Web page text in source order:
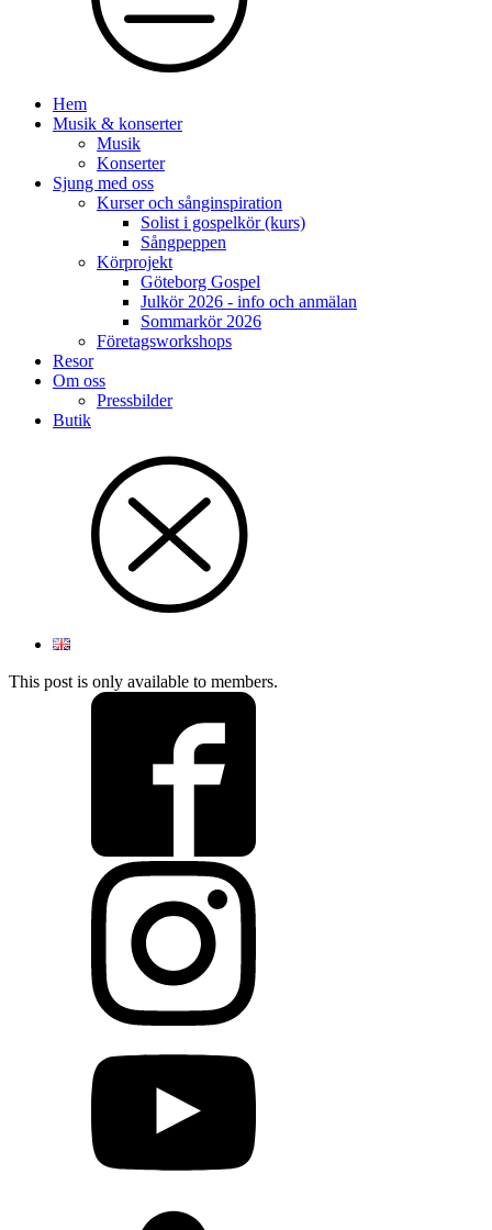
Hem
Musik & konserter
Musik
Konserter
Sjung med oss
Kurser och sånginspiration
Solist i gospelkör (kurs)
Sångpeppen
Körprojekt
Göteborg Gospel
Julkör 2026 - info och anmälan
Sommarkör 2026
Företagsworkshops
Resor
Om oss
Pressbilder
Butik
This post is only available to members.